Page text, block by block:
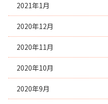
2021年1月
2020年12月
2020年11月
2020年10月
2020年9月